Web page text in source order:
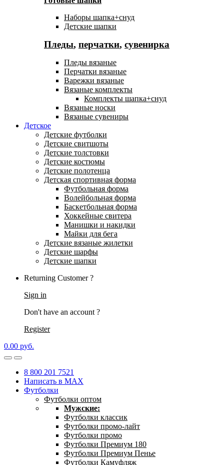
Наборы шапка+снуд
Детские шапки
Пледы, перчатки, сувенирка
Пледы вязаные
Перчатки вязаные
Варежки вязаные
Вязаные комплекты
Комплекты шапка+снуд
Вязаные носки
Вязаные сувениры
Детское
Детские футболки
Детские свитшоты
Детские толстовки
Детские костюмы
Детские полотенца
Детская спортивная форма
Футбольная форма
Волейбольная форма
Баскетбольная форма
Хоккейные свитера
Манишки и накидки
Майки для бега
Детские вязаные жилетки
Детские шарфы
Детские шапки
Returning Customer ?
Sign in
Don't have an account ?
Register
0.00 руб.
8 800 201 7521
Написать в MAX
Футболки
Футболки оптом
Мужские:
Футболки классик
Футболки промо-лайт
Футболки промо
Футболки Премиум 180
Футболки Премиум Пенье
Футболки Камуфляж